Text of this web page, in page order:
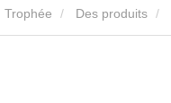
Trophée Des produits